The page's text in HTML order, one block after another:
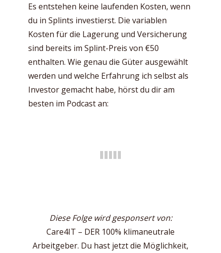
Es entstehen keine laufenden Kosten, wenn
du in Splints investierst. Die variablen
Kosten für die Lagerung und Versicherung
sind bereits im Splint-Preis von €50
enthalten. Wie genau die Güter ausgewählt
werden und welche Erfahrung ich selbst als
Investor gemacht habe, hörst du dir am
besten im Podcast an:
Diese Folge wird gesponsert von:
Care4IT – DER 100% klimaneutrale
Arbeitgeber. Du hast jetzt die Möglichkeit,